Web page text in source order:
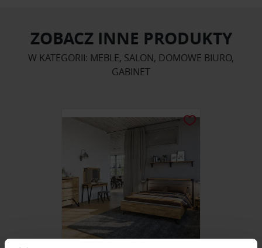
ZOBACZ INNE PRODUKTY
W KATEGORII: MEBLE, SALON, DOMOWE BIURO,
GABINET